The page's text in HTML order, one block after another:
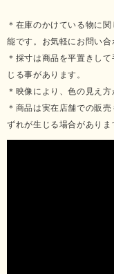
＊在庫のかけている物に
能です。お気軽にお問い合
＊採寸は商品を平置きし
じる事があります。
＊映像により、色の見え
＊商品は実在店舗での販
ずれが生じる場合がありま